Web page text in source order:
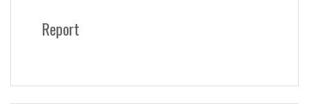
Report